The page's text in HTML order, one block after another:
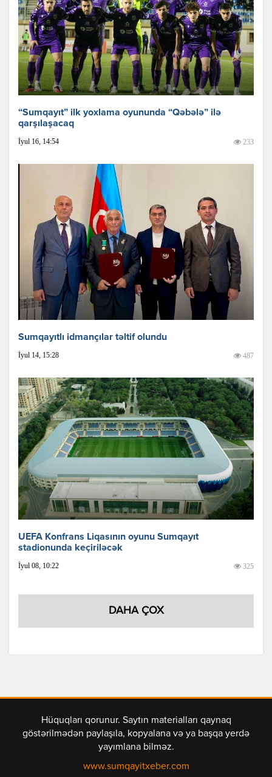
“Sumqayıt” ilk yoxlama oyununda “Qəbələ” ilə
qarşılaşacaq
İyul 16, 14:54 233
Sumqayıtlı idmançılar təltif olundu
İyul 14, 15:28 487
UEFA Konfrans Liqasının oyunu Sumqayıt
stadionunda keçiriləcək
İyul 08, 10:22 325
DAHA ÇOX
Hüquqları qorunur. Saytın materialları qaynaq
göstərilmədən paylaşıla, kopyalana və ya başqa yerdə
yayımlana bilməz.
www.sumqayitxeber.com